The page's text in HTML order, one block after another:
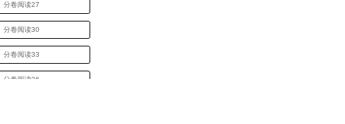
分卷阅读27
分卷阅读30
分卷阅读33
分卷阅读36